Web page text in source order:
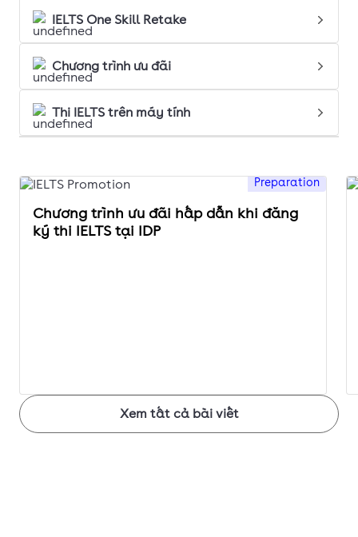
IELTS One Skill Retake
Chương trình ưu đãi
Thi IELTS trên máy tính
Xem tất cả bài viết
Preparation
Chương trình ưu đãi hấp dẫn khi đăng
ký thi IELTS tại IDP